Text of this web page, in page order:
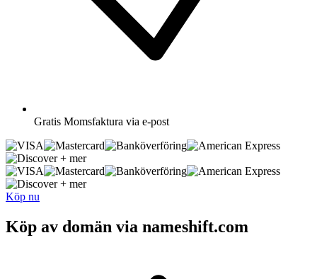
Gratis Momsfaktura via e-post
+ mer
+ mer
Köp nu
Köp av domän via nameshift.com